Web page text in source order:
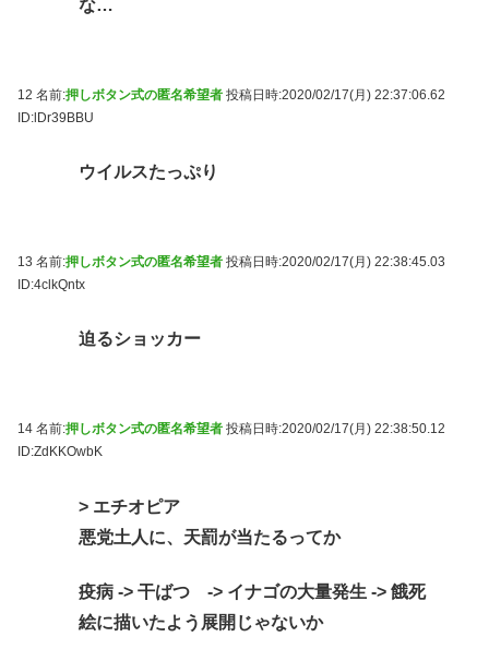
な…
12 名前:押しボタン式の匿名希望者 投稿日時:2020/02/17(月) 22:37:06.62
ID:lDr39BBU
ウイルスたっぷり
13 名前:押しボタン式の匿名希望者 投稿日時:2020/02/17(月) 22:38:45.03
ID:4clkQntx
迫るショッカー
14 名前:押しボタン式の匿名希望者 投稿日時:2020/02/17(月) 22:38:50.12
ID:ZdKKOwbK
> エチオピア
悪党土人に、天罰が当たるってか
疫病 -> 干ばつ -> イナゴの大量発生 -> 餓死
絵に描いたよう展開じゃないか